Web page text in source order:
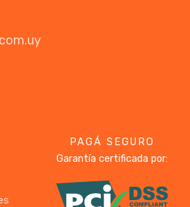
PAGÁ SEGURO
Garantía certificada por: